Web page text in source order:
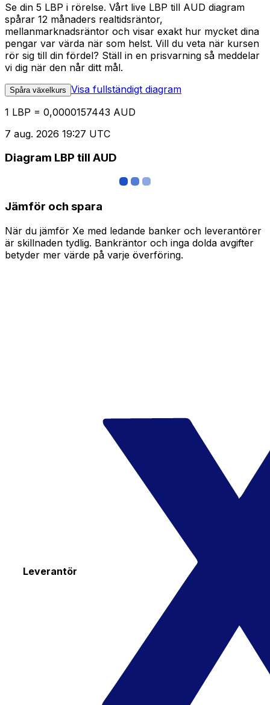
Se din 5 LBP i rörelse. Vårt live LBP till AUD diagram
spårar 12 månaders realtidsräntor,
mellanmarknadsräntor och visar exakt hur mycket dina
pengar var värda när som helst. Vill du veta när kursen
rör sig till din fördel? Ställ in en prisvarning så meddelar
vi dig när den når ditt mål.
Spåra växelkurs Visa fullständigt diagram
1 LBP = 0,0000157443 AUD
7 aug. 2026 19:27 UTC
Diagram LBP till AUD
Jämför och spara
När du jämför Xe med ledande banker och leverantörer
är skillnaden tydlig. Bankräntor och inga dolda avgifter
betyder mer värde på varje överföring.
Leverantör